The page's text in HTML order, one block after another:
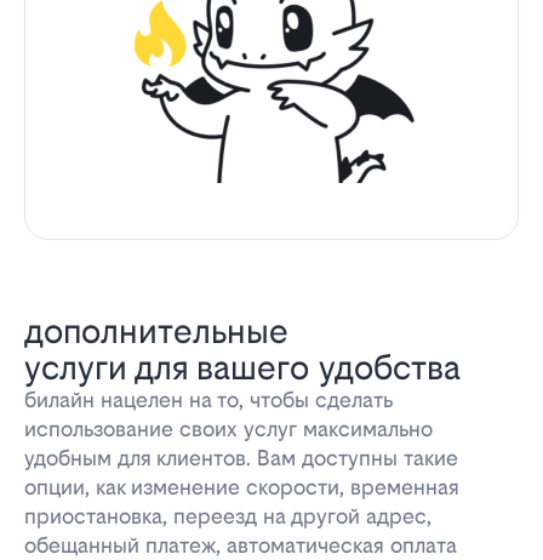
дополнительные
услуги для вашего удобства
билайн нацелен на то, чтобы сделать
использование своих услуг максимально
удобным для клиентов. Вам доступны такие
опции, как изменение скорости, временная
приостановка, переезд на другой адрес,
обещанный платеж, автоматическая оплата